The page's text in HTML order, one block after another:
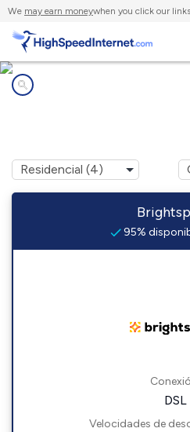
We may earn moneywhen you click our
95%
DSL
Velocidades de